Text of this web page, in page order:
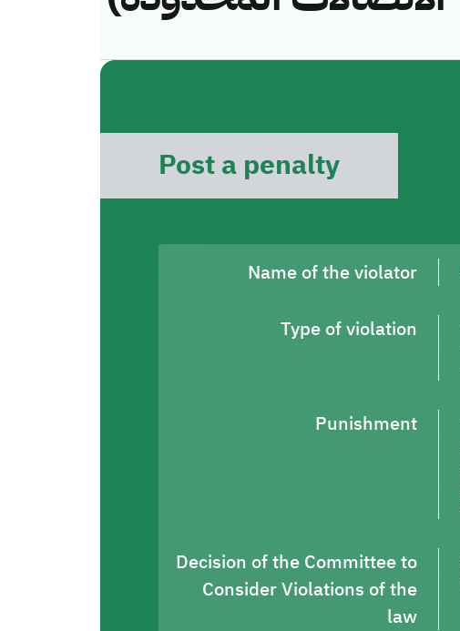
Post a penalty
Name of the violator
Type of violation
Punishment
Decision of the Committee to
Consider Violations of the
law